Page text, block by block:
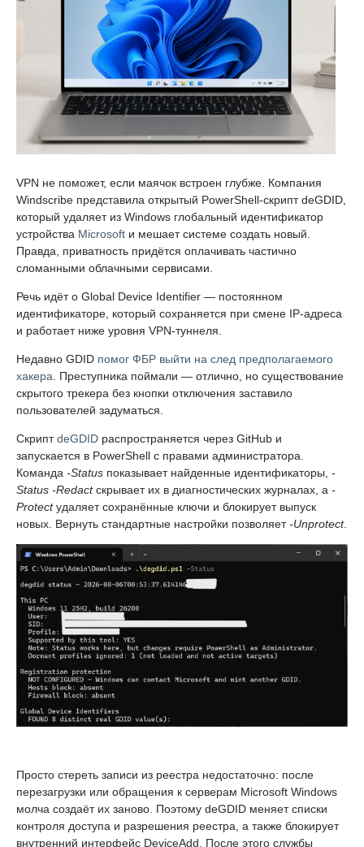
VPN не поможет, если маячок встроен глубже. Компания
Windscribe представила открытый PowerShell-скрипт deGDID,
который удаляет из Windows глобальный идентификатор
устройства Microsoft и мешает системе создать новый.
Правда, приватность придётся оплачивать частично
сломанными облачными сервисами.
Речь идёт о Global Device Identifier — постоянном
идентификаторе, который сохраняется при смене IP-адреса
и работает ниже уровня VPN-туннеля.
Недавно GDID помог ФБР выйти на след предполагаемого
хакера. Преступника поймали — отлично, но существование
скрытого трекера без кнопки отключения заставило
пользователей задуматься.
СкриптdeGDID распространяется через GitHub и
запускается в PowerShell с правами администратора.
Команда -Status показывает найденные идентификаторы, -
Status -Redactскрывает их в диагностических журналах, а -
Protectудаляет сохранённые ключи и блокирует выпуск
новых. Вернуть стандартные настройки позволяет-Unprotect.
Просто стереть записи из реестра недостаточно: после
перезагрузки или обращения к серверам Microsoft Windows
молча создаёт их заново. Поэтому deGDID меняет списки
контроля доступа и разрешения реестра, а также блокирует
внутренний интерфейс DeviceAdd. После этого службы